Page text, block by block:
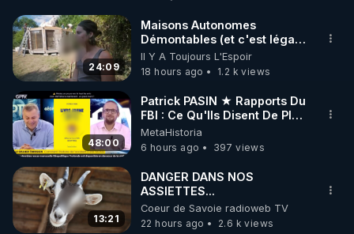
🌱 INSTAGRAM
https://www.instagram.com/rdlr_thierrycasasnovas/
http://rgnr.li/instagram
🌱 LA NEWSLETTER
Pour ne pas rater l’actualité RGNR (stages,
http://rgnr.li/news
24:09
Maisons Autonomes
Démontables (et c'est légal).
Visite éco village en
Bretagne
Il Y A Toujours L'Espoir
18 hours ago
1.2 k views
48:00
Patrick PASIN ★ Rapports Du
FBI : Ce Qu'Ils Disent De Plus
Grave Sur Hitler
MetaHistoria
6 hours ago
397 views
13:21
DANGER DANS NOS
ASSIETTES...
Coeur de Savoie radioweb TV
22 hours ago
2.6 k views